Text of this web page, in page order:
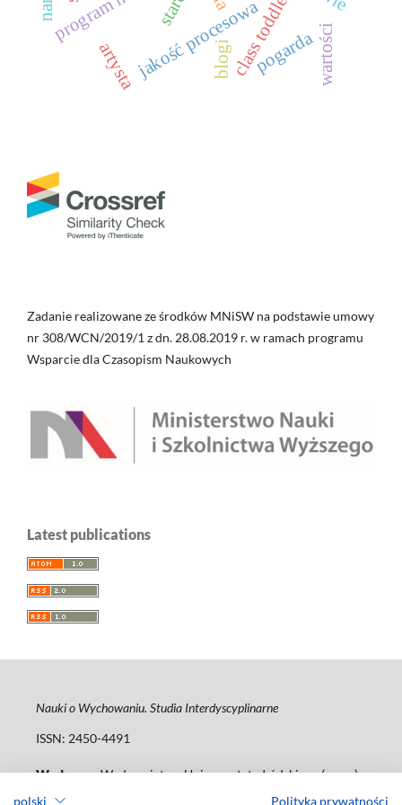
polski Polityka prywatności
jakość procesowaclass toddler
blogi pogarda
artysta wartości
Zadanie realizowane ze środków MNiSW na podstawie umowy
nr 308/WCN/2019/1 z dn. 28.08.2019 r. w ramach programu
Wsparcie dla Czasopism Naukowych
Latest publications
Nauki o Wychowaniu. Studia Interdyscyplinarne
ISSN: 2450-4491
Wydawca: Wydawnictwo Uniwersytetu Łódzkiego (www)